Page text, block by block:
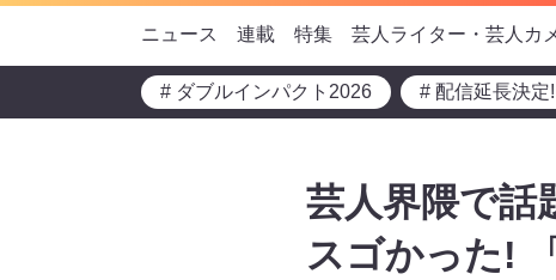
ニュース 連載 特集 芸人ライター・芸人カ
# ダブルインパクト2026 # 配信延長決定!
芸人界隈で話
スゴかった!